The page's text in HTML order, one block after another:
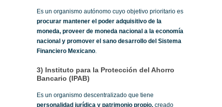
Es un organismo autónomo cuyo objetivo prioritario es
procurar mantener el poder adquisitivo de la
moneda, proveer de moneda nacional a la economía
nacional y promover el sano desarrollo del Sistema
Financiero Mexicano.
3) Instituto para la Protección del Ahorro
Bancario (IPAB)
Es un organismo descentralizado que tiene
personalidad jurídica y patrimonio propio, creado